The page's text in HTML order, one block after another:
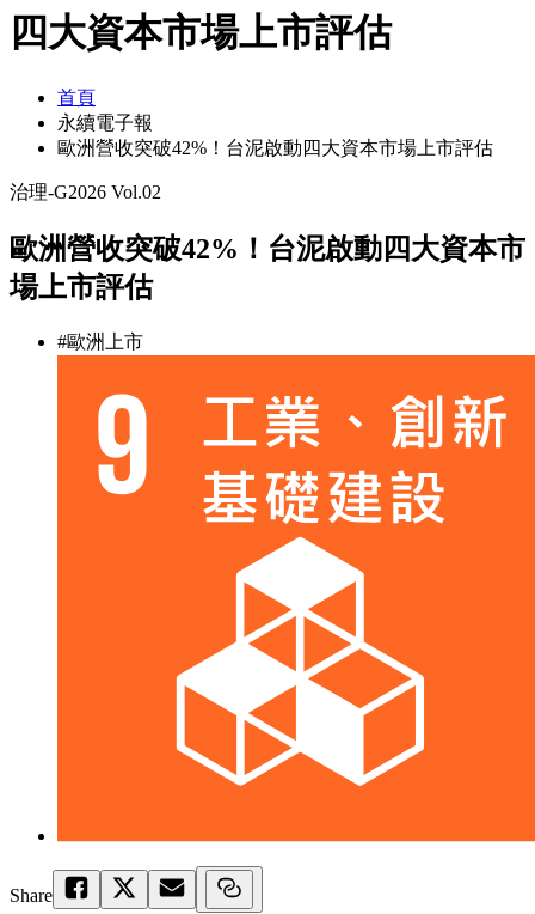
四大資本市場上市評估
首頁
永續電子報
歐洲營收突破42%！台泥啟動四大資本市場上市評估
治理-G2026 Vol.02
歐洲營收突破42%！台泥啟動四大資本市
場上市評估
#歐洲上市
Share